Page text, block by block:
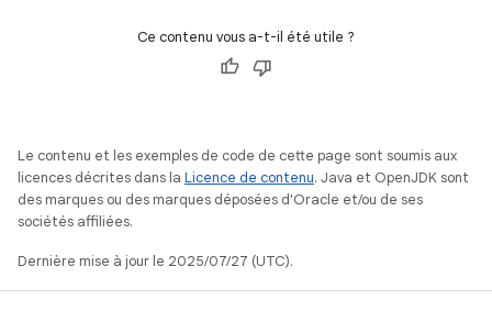
Ce contenu vous a-t-il été utile ?
Le contenu et les exemples de code de cette page sont soumis aux
licences décrites dans la Licence de contenu. Java et OpenJDK sont
des marques ou des marques déposées d'Oracle et/ou de ses
sociétés affiliées.
Dernière mise à jour le 2025/07/27 (UTC).